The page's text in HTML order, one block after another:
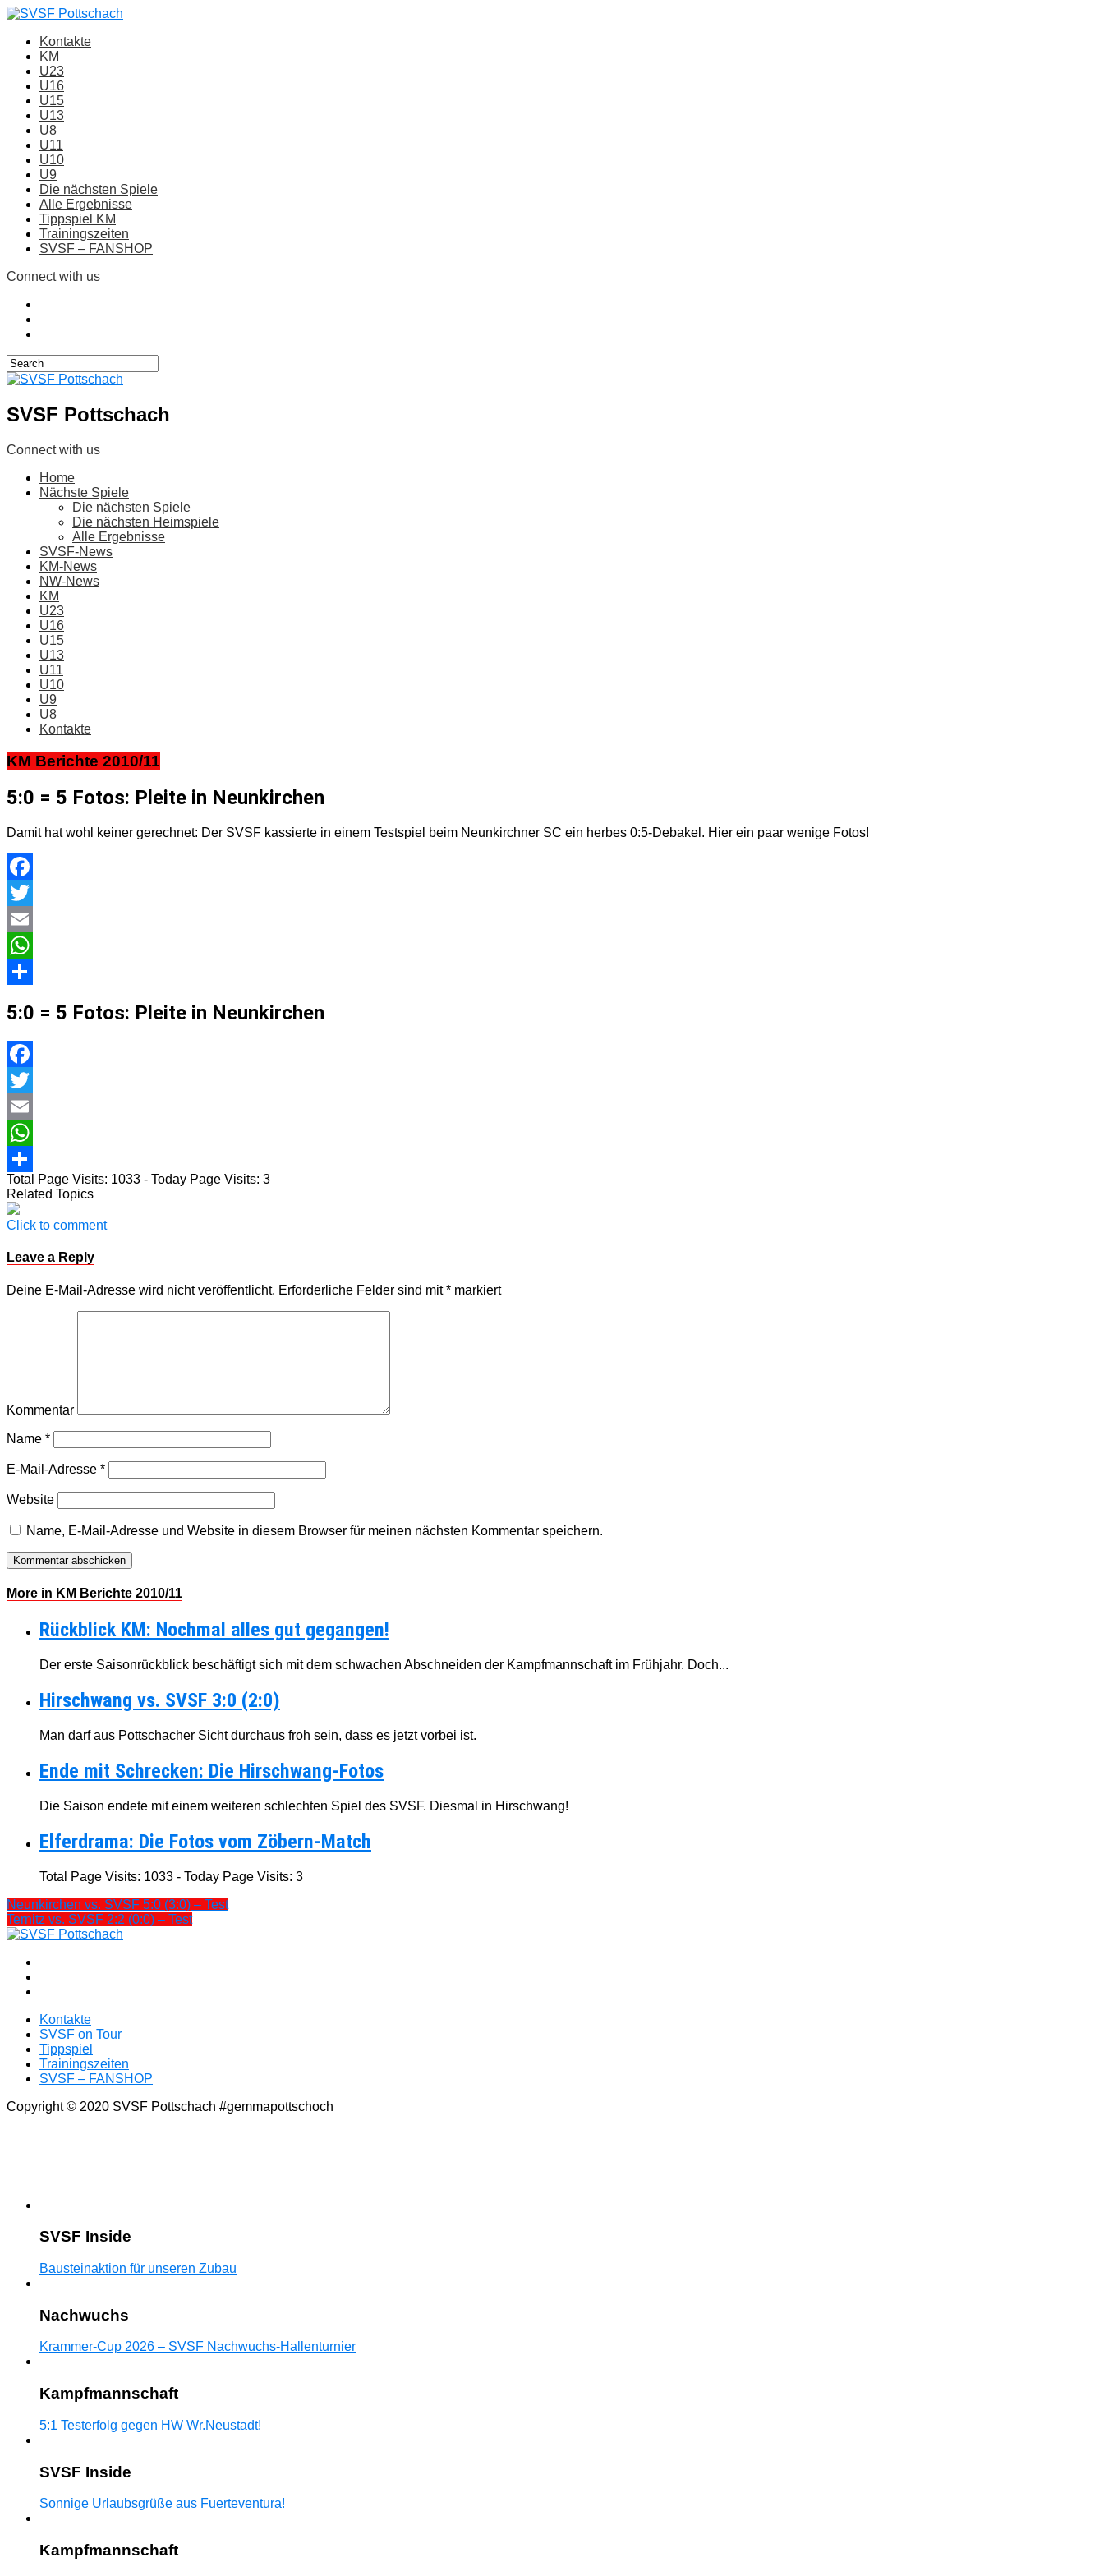
Kontakte
KM
U23
U16
U15
U13
U8
U11
U10
U9
Die nächsten Spiele
Alle Ergebnisse
Tippspiel KM
Trainingszeiten
SVSF – FANSHOP
Connect with us
SVSF Pottschach
Connect with us
Home
Nächste Spiele
Die nächsten Spiele
Die nächsten Heimspiele
Alle Ergebnisse
SVSF-News
KM-News
NW-News
KM
U23
U16
U15
U13
U11
U10
U9
U8
Kontakte
KM Berichte 2010/11
5:0 = 5 Fotos: Pleite in Neunkirchen
Damit hat wohl keiner gerechnet: Der SVSF kassierte in einem Testspiel beim Neunkirchner SC ein herbes 0:5-Debakel. Hier ein paar wenige Fotos!
Facebook
Twitter
Email
WhatsApp
5:0 = 5 Fotos: Pleite in Neunkirchen
Facebook
Twitter
Email
WhatsApp
Teilen
Total Page Visits: 1033 - Today Page Visits: 3
Related Topics
Click to comment
Leave a Reply
Deine E-Mail-Adresse wird nicht veröffentlicht. Erforderliche Felder sind mit* markiert
Kommentar
Name *
E-Mail-Adresse *
Website
Name, E-Mail-Adresse und Website in diesem Browser für meinen nächsten Kommentar speichern.
More in KM Berichte 2010/11
Rückblick KM: Nochmal alles gut gegangen!
Der erste Saisonrückblick beschäftigt sich mit dem schwachen Abschneiden der Kampfmannschaft im Frühjahr. Doch...
Hirschwang vs. SVSF 3:0 (2:0)
Man darf aus Pottschacher Sicht durchaus froh sein, dass es jetzt vorbei ist.
Ende mit Schrecken: Die Hirschwang-Fotos
Die Saison endete mit einem weiteren schlechten Spiel des SVSF. Diesmal in Hirschwang!
Elferdrama: Die Fotos vom Zöbern-Match
Total Page Visits: 1033 - Today Page Visits: 3
Neunkirchen vs. SVSF 5:0 (3:0) – Test
Ternitz vs. SVSF 2:2 (0:0) – Test
Kontakte
SVSF on Tour
Tippspiel
Trainingszeiten
SVSF – FANSHOP
Copyright © 2020 SVSF Pottschach #gemmapottschoch
SVSF Inside
Bausteinaktion für unseren Zubau
Nachwuchs
Krammer-Cup 2026 – SVSF Nachwuchs-Hallenturnier
Kampfmannschaft
5:1 Testerfolg gegen HW Wr.Neustadt!
SVSF Inside
Sonnige Urlaubsgrüße aus Fuerteventura!
Kampfmannschaft